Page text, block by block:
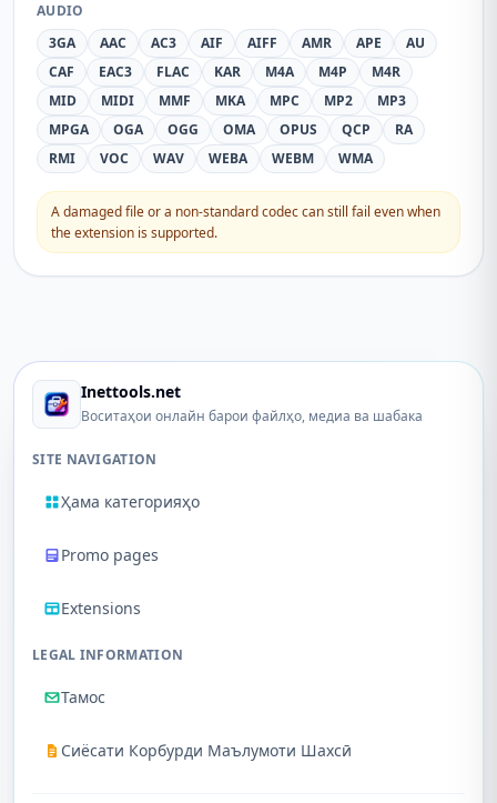
AUDIO
3GA
AAC AC3 AIF AIFF AMR APE
AU
CAF
EAC3 FLAC KAR M4A M4P
M4R
MID
MIDI MMF MKA MPC MP2
MP3
MPGA
OGA OGG OMA OPUS QCP
RA
RMI
VOC WAV WEBA WEBM WMA
A damaged file or a non-standard codec can still fail even when
the extension is supported.
Inettools.net
Воситаҳои онлайн барои файлҳо, медиа ва шабака
SITE NAVIGATION
Ҳама категорияҳо
Promo pages
Extensions
LEGAL INFORMATION
Тамос
Сиёсати Корбурди Маълумоти Шахсӣ